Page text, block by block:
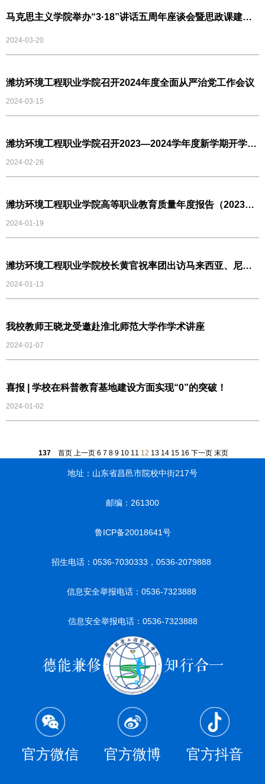
马克思主义学院举办“3·18”讲话五周年座谈会暨思政课建设
2024-03-20
潍坊环境工程职业学院召开2024年度全面从严治党工作会议
2024-03-15
潍坊环境工程职业学院召开2023—2024学年度新学期开学工
作动员大会
2024-02-26
潍坊环境工程职业学院高等职业教育质量年度报告（2023年
度）
2024-01-19
潍坊环境工程职业学院校长黄官祝率团出访马来西亚、尼泊
尔高校
2024-01-13
我校教师王晓龙受邀赴淮北师范大学作学术讲座
2024-01-07
喜报 | 学校在科普教育基地建设方面实现“0”的突破！
2024-01-02
137 首页 上一页 6 7 8 9 10 11 12 13 14 15 16 下一页 末页
地址：山东省昌邑市院校中街217号
邮编：261300
鲁ICP备20018641号
招生电话：0536-7030333，0536-2079888
信息安全举报电话：0536-7323888
信息安全举报电话：0536-7323888
官方微信 官方微博 官方抖音